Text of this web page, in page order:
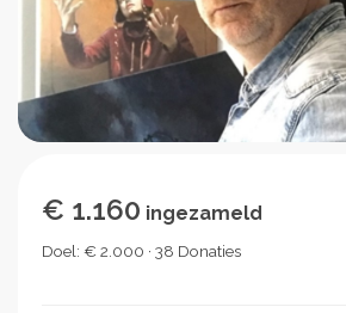
€ 1.160 ingezameld
Doel: € 2.000 · 38 Donaties